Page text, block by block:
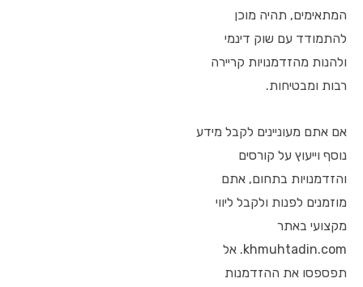
המתאימים, תהיה מוכן
להתמודד עם שוק דינמי
ולהנות מהזדמנויות קריירה
רבות ומבטיחות.
אם אתם מעוניינים לקבל מידע
נוסף וייעוץ על קורסים
והזדמנויות בתחום, אתם
מוזמנים לפנות ולקבל ליווי
מקצועי באתר
khmuhtadin.com. אל
תפספסו את ההזדמנות